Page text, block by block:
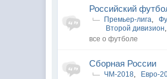
Российский
Премьер-лига,
Второй дивизион,
все о футболе
Сборная России
ЧМ-2018, Евро-